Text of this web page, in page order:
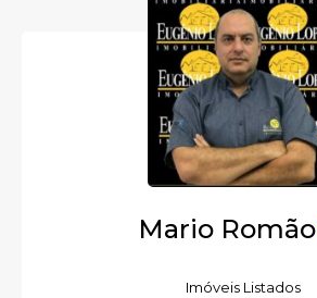
Mario Romão
Imóveis Listados